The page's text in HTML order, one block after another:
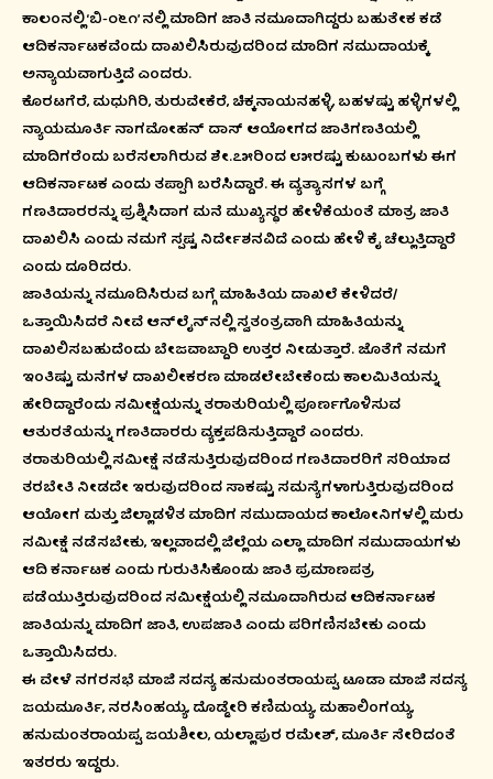
ಕಾಲಂನಲ್ಲಿ ‘ಬಿ-೦೬೧’ ನಲ್ಲಿ ಮಾದಿಗ ಜಾತಿ ನಮೂದಾಗಿದ್ದರು ಬಹುತೇಕ ಕಡೆ
ಆದಿಕರ್ನಾಟಕವೆಂದು ದಾಖಲಿಸಿರುವುದರಿಂದ ಮಾದಿಗ ಸಮುದಾಯಕ್ಕೆ
ಅನ್ಯಾಯವಾಗುತ್ತಿದೆ ಎಂದರು.
ಕೊರಟಗೆರೆ, ಮಧುಗಿರಿ, ತುರುವೇಕೆರೆ, ಚಿಕ್ಕನಾಯನಹಳ್ಳಿ, ಬಹಳಷ್ಟು ಹಳ್ಳಿಗಳಲ್ಲಿ
ನ್ಯಾಯಮೂರ್ತಿ ನಾಗಮೋಹನ್ ದಾಸ್ ಆಯೋಗದ ಜಾತಿಗಣತಿಯಲ್ಲಿ
ಮಾದಿಗರೆಂದು ಬರೆಸಲಾಗಿರುವ ಶೇ.೭೫ರಿಂದ ೮೫ರಷ್ಟು ಕುಟುಂಬಗಳು ಈಗ
ಆದಿಕರ್ನಾಟಕ ಎಂದು ತಪ್ಪಾಗಿ ಬರೆಸಿದ್ದಾರೆ. ಈ ವ್ಯತ್ಯಾಸಗಳ ಬಗ್ಗೆ
ಗಣತಿದಾರರನ್ನು ಪ್ರಶ್ನಿಸಿದಾಗ ಮನೆ ಮುಖ್ಯಸ್ಥರ ಹೇಳಿಕೆಯಂತೆ ಮಾತ್ರ ಜಾತಿ
ದಾಖಲಿಸಿ ಎಂದು ನಮಗೆ ಸ್ಪಷ್ಟ ನಿರ್ದೇಶನವಿದೆ ಎಂದು ಹೇಳಿ ಕೈ ಚೆಲ್ಲುತ್ತಿದ್ದಾರೆ
ಎಂದು ದೂರಿದರು.
ಜಾತಿಯನ್ನು ನಮೂದಿಸಿರುವ ಬಗ್ಗೆ ಮಾಹಿತಿಯ ದಾಖಲೆ ಕೇಳಿದರೆ/
ಒತ್ತಾಯಿಸಿದರೆ ನೀವೆ ಆನ್‌ಲೈನ್‌ನಲ್ಲಿ ಸ್ವತಂತ್ರವಾಗಿ ಮಾಹಿತಿಯನ್ನು
ದಾಖಲಿಸಬಹುದೆಂದು ಬೇಜವಾಬ್ದಾರಿ ಉತ್ತರ ನೀಡುತ್ತಾರೆ. ಜೊತೆಗೆ ನಮಗೆ
ಇಂತಿಷ್ಟು ಮನೆಗಳ ದಾಖಲೀಕರಣ ಮಾಡಲೇಬೇಕೆಂದು ಕಾಲಮಿತಿಯನ್ನು
ಹೇರಿದ್ದಾರೆಂದು ಸಮೀಕ್ಷೆಯನ್ನು ತರಾತುರಿಯಲ್ಲಿ ಪೂರ್ಣಗೊಳಿಸುವ
ಆತುರತೆಯನ್ನು ಗಣತಿದಾರರು ವ್ಯಕ್ತಪಡಿಸುತ್ತಿದ್ದಾರೆ ಎಂದರು.
ತರಾತುರಿಯಲ್ಲಿ ಸಮೀಕ್ಷೆ ನಡೆಸುತ್ತಿರುವುದರಿಂದ ಗಣತಿದಾರರಿಗೆ ಸರಿಯಾದ
ತರಬೇತಿ ನೀಡದೇ ಇರುವುದರಿಂದ ಸಾಕಷ್ಟು ಸಮಸ್ಯೆಗಳಾಗುತ್ತಿರುವುದರಿಂದ
ಆಯೋಗ ಮತ್ತು ಜಿಲ್ಲಾಡಳಿತ ಮಾದಿಗ ಸಮುದಾಯದ ಕಾಲೋನಿಗಳಲ್ಲಿ ಮರು
ಸಮೀಕ್ಷೆ ನಡೆಸಬೇಕು, ಇಲ್ಲವಾದಲ್ಲಿ ಜಿಲ್ಲೆಯ ಎಲ್ಲಾ ಮಾದಿಗ ಸಮುದಾಯಗಳು
ಆದಿ ಕರ್ನಾಟಕ ಎಂದು ಗುರುತಿಸಿಕೊಂಡು ಜಾತಿ ಪ್ರಮಾಣಪತ್ರ
ಪಡೆಯುತ್ತಿರುವುದರಿಂದ ಸಮೀಕ್ಷೆಯಲ್ಲಿ ನಮೂದಾಗಿರುವ ಆದಿಕರ್ನಾಟಕ
ಜಾತಿಯನ್ನು ಮಾದಿಗ ಜಾತಿ, ಉಪಜಾತಿ ಎಂದು ಪರಿಗಣಿಸಬೇಕು ಎಂದು
ಒತ್ತಾಯಿಸಿದರು.
ಈ ವೇಳೆ ನಗರಸಭೆ ಮಾಜಿ ಸದಸ್ಯ ಹನುಮಂತರಾಯಪ್ಪ, ಟೂಡಾ ಮಾಜಿ ಸದಸ್ಯ
ಜಯಮೂರ್ತಿ, ನರಸಿಂಹಯ್ಯ, ದೊಡ್ಡೇರಿ ಕಣಿಮಯ್ಯ, ಮಹಾಲಿಂಗಯ್ಯ,
ಹನುಮಂತರಾಯಪ್ಪ, ಜಯಶೀಲ, ಯಲ್ಲಾಪುರ ರಮೇಶ್, ಮೂರ್ತಿ ಸೇರಿದಂತೆ
ಇತರರು ಇದ್ದರು.